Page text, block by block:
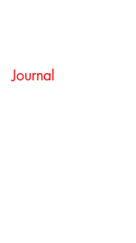
Journal